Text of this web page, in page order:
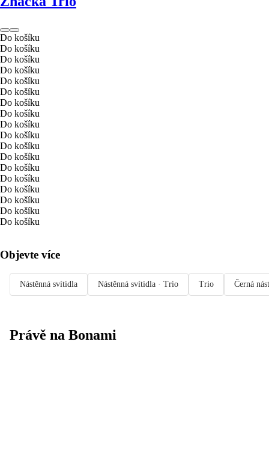
Do košíku
Do košíku
Do košíku
Do košíku
Do košíku
Do košíku
Do košíku
Do košíku
Do košíku
Do košíku
Do košíku
Do košíku
Do košíku
Do košíku
Do košíku
Do košíku
Do košíku
Do košíku
Objevte více
Nástěnná svítidla Nástěnná svítidla · Trio Trio Černá
Právě na Bonami